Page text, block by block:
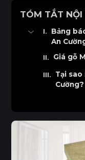
TÓM TẮT NỘI
Bảng
An
Bảng giá
Bảng giá
Giá gỗ
Tại sao
Cường?